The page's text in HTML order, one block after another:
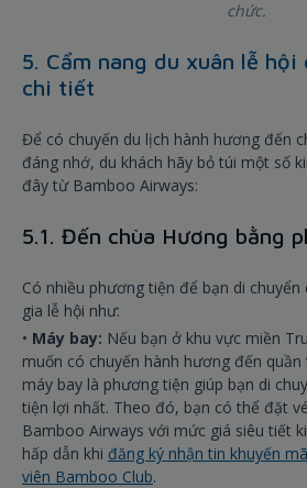
chức.
5. Cẩm nang du xuân lễ hội
chi tiết
Để có chuyến du lịch hành hương đến
đáng nhớ, du khách hãy bỏ túi một số
đây từ Bamboo Airways:
5.1. Đến chùa Hương bằng
Có nhiều phương tiện để bạn di
gia lễ hội như:
• Máy bay: Nếu bạn ở khu vực miền
muốn có chuyến hành hương đến
máy bay là phương tiện giúp bạn di
tiện lợi nhất. Theo đó, bạn có thể đặt
Bamboo Airways với mức giá siêu tiết
hấp dẫn khi đăng ký nhận tin khuyến
viên Bamboo Club.